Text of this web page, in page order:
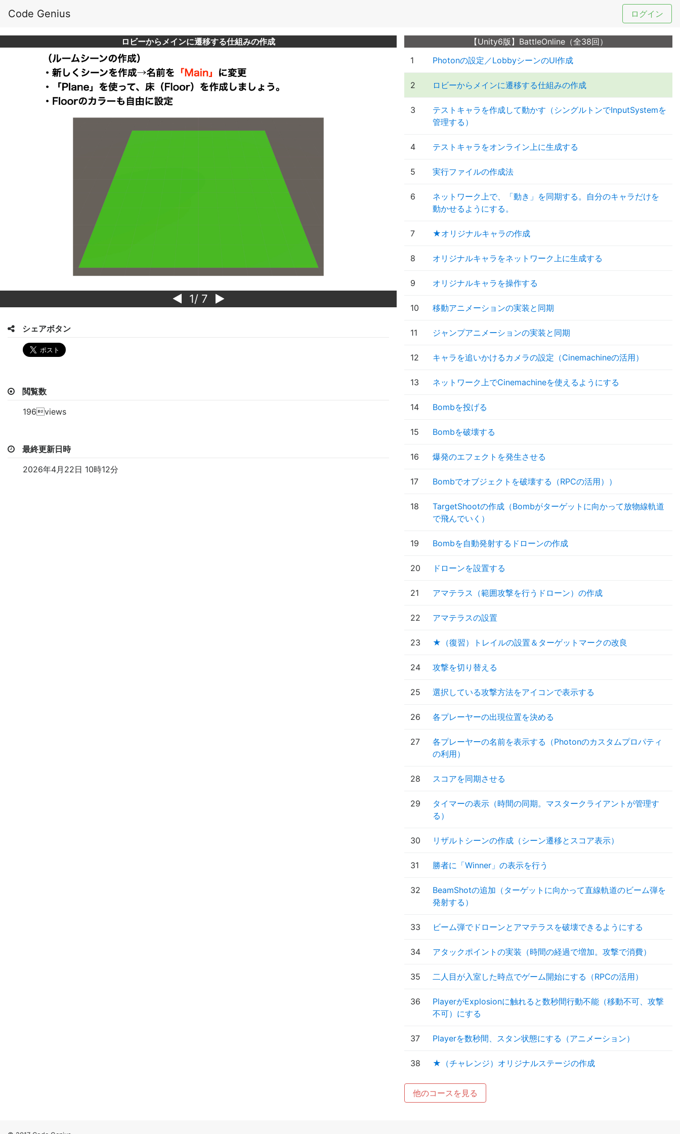
Code Genius ログイン
ロビーからメインに遷移する仕組みの作成
1/ 7
シェアボタン
閲覧数
196views
最終更新日時
2026年4月22日 10時12分
【Unity6版】BattleOnline（全38回）
1
Photonの設定／LobbyシーンのUI作成
2 ロビーからメインに遷移する仕組みの作成
3
テストキャラを作成して動かす（シングルトンでInputSystemを
管理する）
4 テストキャラをオンライン上に生成する
5 実行ファイルの作成法
6
ネットワーク上で、「動き」を同期する。自分のキャラだけを
動かせるようにする。
7 ★オリジナルキャラの作成
8 オリジナルキャラをネットワーク上に生成する
9 オリジナルキャラを操作する
10 移動アニメーションの実装と同期
11 ジャンプアニメーションの実装と同期
12 キャラを追いかけるカメラの設定（Cinemachineの活用）
13 ネットワーク上でCinemachineを使えるようにする
14 Bombを投げる
15 Bombを破壊する
16 爆発のエフェクトを発生させる
17 Bombでオブジェクトを破壊する（RPCの活用））
18
TargetShootの作成（Bombがターゲットに向かって放物線軌道
で飛んでいく）
19 Bombを自動発射するドローンの作成
20 ドローンを設置する
21 アマテラス（範囲攻撃を行うドローン）の作成
22 アマテラスの設置
23 ★（復習）トレイルの設置＆ターゲットマークの改良
24 攻撃を切り替える
25 選択している攻撃方法をアイコンで表示する
26 各プレーヤーの出現位置を決める
27
各プレーヤーの名前を表示する（Photonのカスタムプロパティ
の利用）
28 スコアを同期させる
29
タイマーの表示（時間の同期。マスタークライアントが管理す
る）
30 リザルトシーンの作成（シーン遷移とスコア表示）
31 勝者に「Winner」の表示を行う
32
BeamShotの追加（ターゲットに向かって直線軌道のビーム弾を
発射する）
33 ビーム弾でドローンとアマテラスを破壊できるようにする
34 アタックポイントの実装（時間の経過で増加。攻撃で消費）
35 二人目が入室した時点でゲーム開始にする（RPCの活用）
36
PlayerがExplosionに触れると数秒間行動不能（移動不可、攻撃
不可）にする
37 Playerを数秒間、スタン状態にする（アニメーション）
38 ★（チャレンジ）オリジナルステージの作成
他のコースを見る